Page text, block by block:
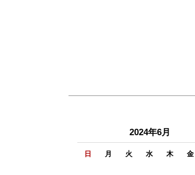
2024年6月
日 月 火 水 木 金